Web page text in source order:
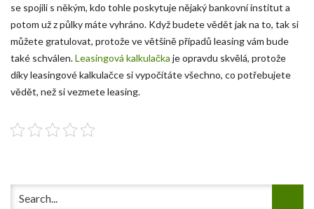
se spojili s někým, kdo tohle poskytuje nějaký bankovní institut a
potom už z půlky máte vyhráno. Když budete vědět jak na to, tak si
můžete gratulovat, protože ve většině případů leasing vám bude
také schválen.Leasingová kalkulačka je opravdu skvělá, protože
díky leasingové kalkulačce si vypočítáte všechno, co potřebujete
vědět, než si vezmete leasing.